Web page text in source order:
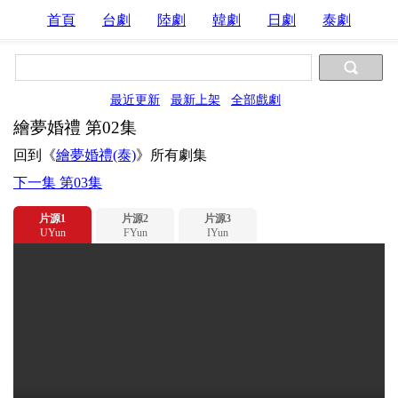
首頁 台劇 陸劇 韓劇 日劇 泰劇
最近更新 最新上架 全部戲劇
繪夢婚禮 第02集
回到《繪夢婚禮(泰)》所有劇集
下一集 第03集
片源1
UYun
片源2
FYun
片源3
IYun